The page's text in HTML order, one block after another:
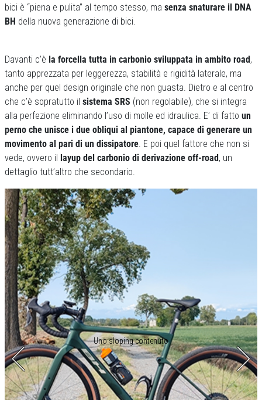
bici è “piena e pulita” al tempo stesso, ma senza snaturare il DNA
BH della nuova generazione di bici.
Davanti c’è la forcella tutta in carbonio sviluppata in ambito road,
tanto apprezzata per leggerezza, stabilità e rigidità laterale, ma
anche per quel design originale che non guasta. Dietro e al centro
che c’è sopratutto il sistema SRS (non regolabile), che si integra
alla perfezione eliminando l’uso di molle ed idraulica. E’ di fatto un
perno che unisce i due obliqui al piantone, capace di generare un
movimento al pari di un dissipatore . E poi quel fattore che non si
vede, ovvero il layup del carbonio di derivazione off-road, un
dettaglio tutt’altro che secondario.
Uno sloping contenuto